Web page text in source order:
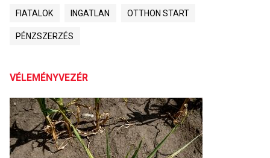
FIATALOK INGATLAN OTTHON START
PÉNZSZERZÉS
VÉLEMÉNYVEZÉR